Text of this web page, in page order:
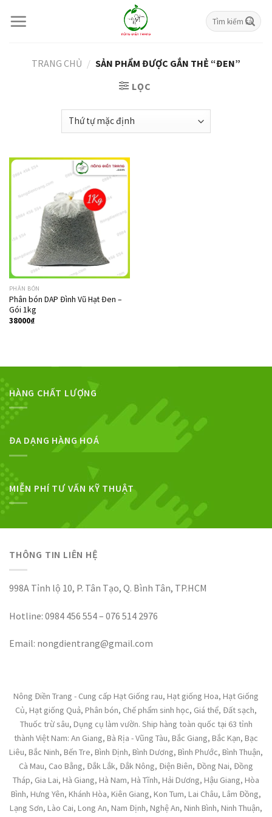
Tìm
kiếm:
TRANG CHỦ / SẢN PHẨM ĐƯỢC GẮN THẺ “ĐEN”
LỌC
PHÂN BÓN
Phân bón DAP Đình Vũ Hạt Đen –
Gói 1kg
38000₫
HÀNG CHẤT LƯỢNG
ĐA DẠNG HÀNG HOÁ
MIỄN PHÍ TƯ VẤN KỸ THUẬT
THÔNG TIN LIÊN HỆ
998A Tỉnh lộ 10, P. Tân Tạo, Q. Bình Tân, TP.HCM
Hotline: 0984 456 554 – 076 514 2976
Email: nongdientrang@gmail.com
Nông Điền Trang - Cung cấp Hạt Giống rau, Hạt giống Hoa, Hạt Giống
Củ, Hạt giống Quả, Phân bón, Chế phẩm sinh học, Giá thể, Đất sạch,
Thuốc trừ sâu, Dụng cụ làm vườn. Ship hàng toàn quốc tại 63 tỉnh
thành Việt Nam: An Giang, Bà Rịa - Vũng Tàu, Bắc Giang, Bắc Kạn, Bạc
Liêu, Bắc Ninh, Bến Tre, Bình Định, Bình Dương, Bình Phước, Bình Thuận,
Cà Mau, Cao Bằng, Đắk Lắk, Đắk Nông, Điện Biên, Đồng Nai, Đồng
Tháp, Gia Lai, Hà Giang, Hà Nam, Hà Tĩnh, Hải Dương, Hậu Giang, Hòa
Bình, Hưng Yên, Khánh Hòa, Kiên Giang, Kon Tum, Lai Châu, Lâm Đồng,
Lạng Sơn, Lào Cai, Long An, Nam Định, Nghệ An, Ninh Bình, Ninh Thuận,